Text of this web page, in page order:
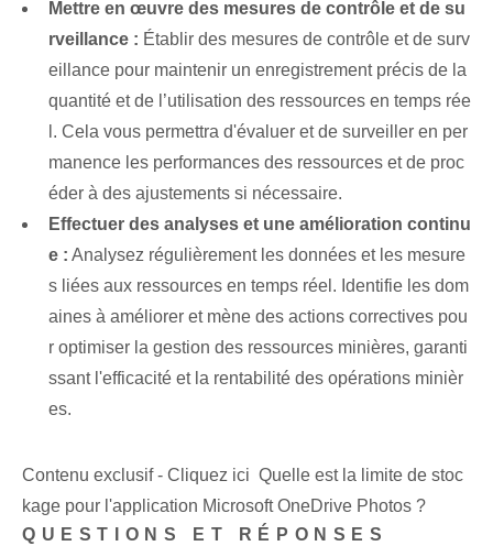
Mettre en œuvre des mesures de contrôle et de su
rveillance : Établir des mesures de contrôle et de surv
eillance pour maintenir un enregistrement précis de la
quantité et de l’utilisation des ressources en temps rée
l. Cela vous permettra d'évaluer et de surveiller en per
manence les performances des ressources et de proc
éder à des ajustements si nécessaire.
Effectuer des analyses et une amélioration continu
e : Analysez régulièrement les données et les mesure
s liées aux ressources en temps réel. Identifie les dom
aines à améliorer et mène des actions correctives pou
r optimiser la gestion des ressources minières, garanti
ssant l'efficacité et la rentabilité des opérations minièr
es.
Contenu exclusif - Cliquez ici Quelle est la limite de stoc
kage pour l'application Microsoft OneDrive Photos ?
QUESTIONS ET RÉPONSES